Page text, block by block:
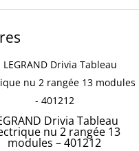
Drivia Tableau
nu 2 rangée 13
modules – 401212